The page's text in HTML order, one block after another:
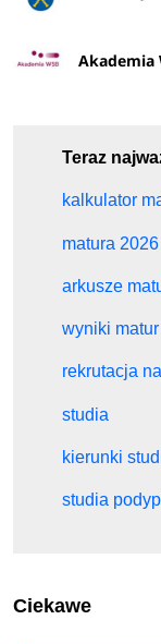
Akademia
Teraz
kalkulator
matura 2026
arkusze
wyniki
rekrutacja
studia
kierunki
studia
Ciekawe